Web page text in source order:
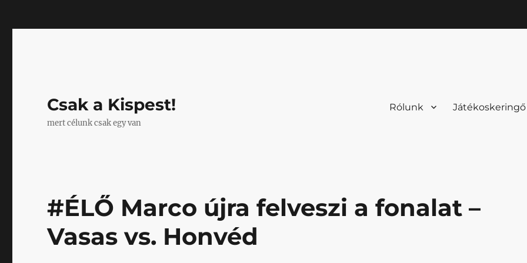
Csak a Kispest!
mert célunk csak egy van
Rólunk Játékoskeringő
#ÉLŐ Marco újra felveszi a fonalat –
Vasas vs. Honvéd